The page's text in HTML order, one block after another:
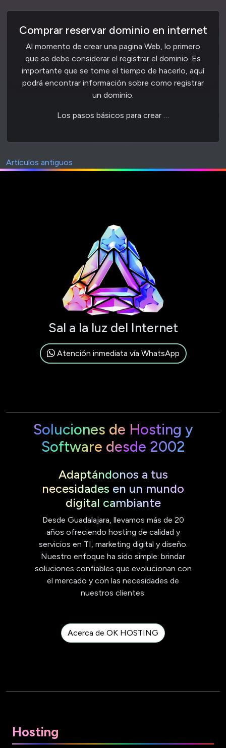
Comprar reservar dominio en internet
Al momento de crear una pagina Web, lo primero
que se debe considerar el registrar el dominio. Es
importante que se tome el tiempo de hacerlo, aquí
podrá encontrar información sobre como registrar
un dominio.
Los pasos básicos para crear …
Artículos antiguos
Sal a la luz del Internet
Atención inmediata vía WhatsApp
Soluciones de Hosting y
Software desde 2002
Adaptándonos a tus
necesidades en un mundo
digital cambiante
Desde Guadalajara, llevamos más de 20
años ofreciendo hosting de calidad y
servicios en TI, marketing digital y diseño.
Nuestro enfoque ha sido simple: brindar
soluciones confiables que evolucionan con
el mercado y con las necesidades de
nuestros clientes.
Acerca de OK HOSTING
Hosting